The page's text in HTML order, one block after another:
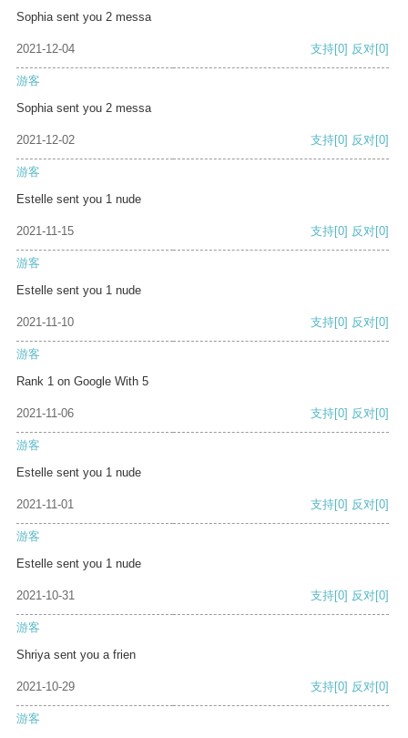
Sophia sent you 2 messa
2021-12-04 支持[0] 反对[0]
游客
Sophia sent you 2 messa
2021-12-02 支持[0] 反对[0]
游客
Estelle sent you 1 nude
2021-11-15 支持[0] 反对[0]
游客
Estelle sent you 1 nude
2021-11-10 支持[0] 反对[0]
游客
Rank 1 on Google With 5
2021-11-06 支持[0] 反对[0]
游客
Estelle sent you 1 nude
2021-11-01 支持[0] 反对[0]
游客
Estelle sent you 1 nude
2021-10-31 支持[0] 反对[0]
游客
Shriya sent you a frien
2021-10-29 支持[0] 反对[0]
游客